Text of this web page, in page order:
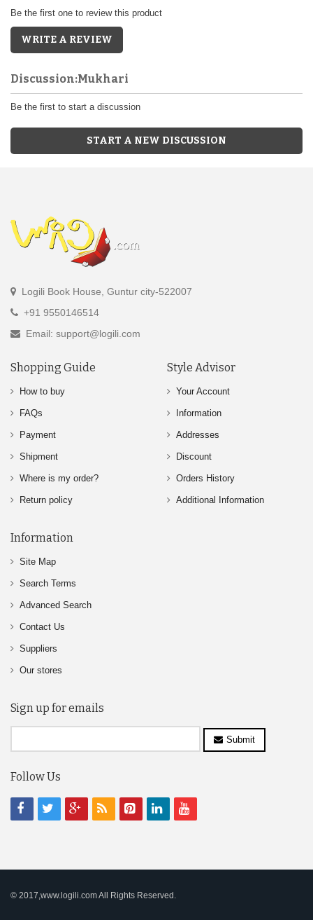
Be the first one to review this product
WRITE A REVIEW
Discussion:Mukhari
Be the first to start a discussion
START A NEW DISCUSSION
Logili Book House, Guntur city-522007
+91 9550146514
Email: support@logili.com
Shopping Guide
How to buy
FAQs
Payment
Shipment
Where is my order?
Return policy
Style Advisor
Your Account
Information
Addresses
Discount
Orders History
Additional Information
Information
Site Map
Search Terms
Advanced Search
Contact Us
Suppliers
Our stores
Sign up for emails
Submit
Follow Us
© 2017,www.logili.com All Rights Reserved.